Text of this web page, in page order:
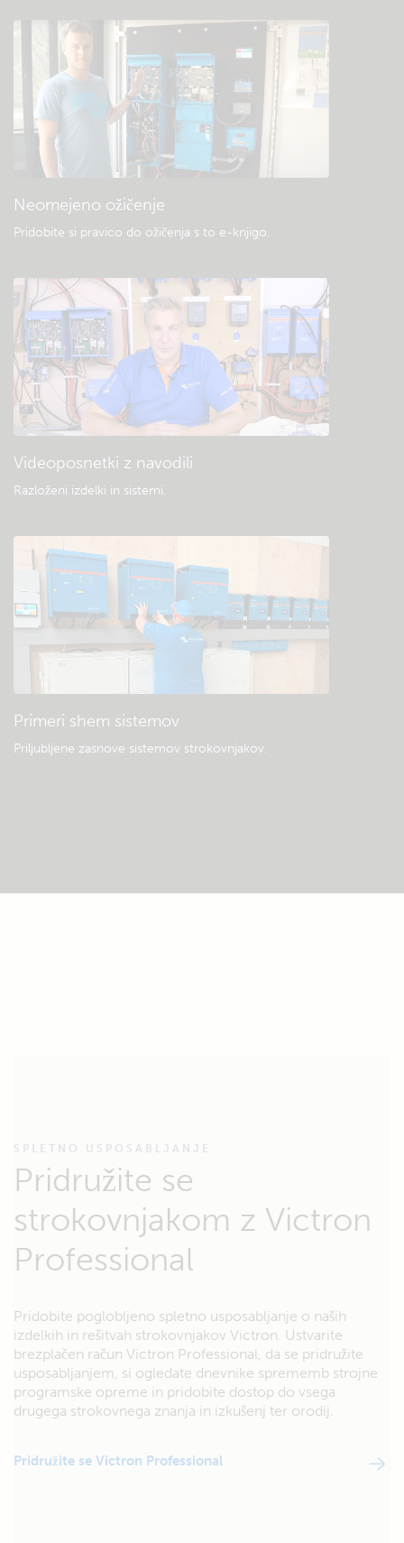
Preverite bazo znanja skupnosti
Splošni prenosi in dokumentacija
Neomejeno ožičenje
Pridobite si pravico do ožičenja s to e-knjigo.
Videoposnetki z navodili
Razloženi izdelki in sistemi.
Primeri shem sistemov
Priljubljene zasnove sistemov strokovnjakov.
SPLETNO USPOSABLJANJE
Pridružite se
strokovnjakom z Victron
Professional
Pridobite poglobljeno spletno usposabljanje o naših
izdelkih in rešitvah strokovnjakov Victron. Ustvarite
brezplačen račun Victron Professional, da se pridružite
usposabljanjem, si ogledate dnevnike sprememb strojne
programske opreme in pridobite dostop do vsega
drugega strokovnega znanja in izkušenj ter orodij.
Pridružite se Victron Professional